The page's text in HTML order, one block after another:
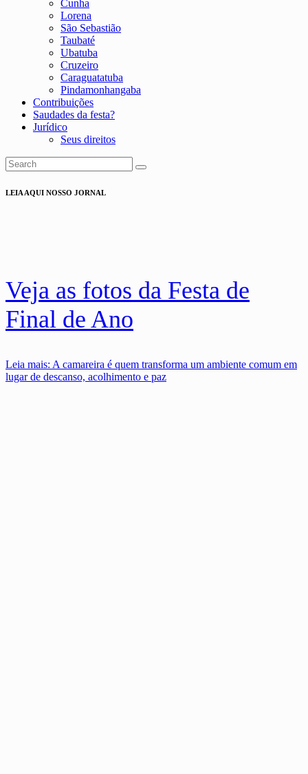
Cunha
Lorena
São Sebastião
Taubaté
Ubatuba
Cruzeiro
Caraguatatuba
Pindamonhangaba
Contribuições
Saudades da festa?
Jurídico
Seus direitos
LEIA AQUI NOSSO JORNAL
Veja as fotos da Festa de
Final de Ano
Leia mais: A camareira é quem transforma um ambiente comum em
lugar de descanso, acolhimento e paz